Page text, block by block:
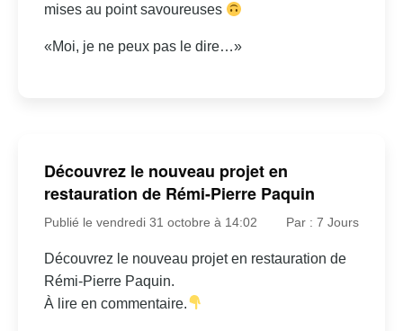
mises au point savoureuses
«Moi, je ne peux pas le dire…»
Découvrez le nouveau projet en
restauration de Rémi-Pierre Paquin
Publié le vendredi 31 octobre à 14:02 Par : 7 Jours
Découvrez le nouveau projet en restauration de
Rémi-Pierre Paquin.
À lire en commentaire.